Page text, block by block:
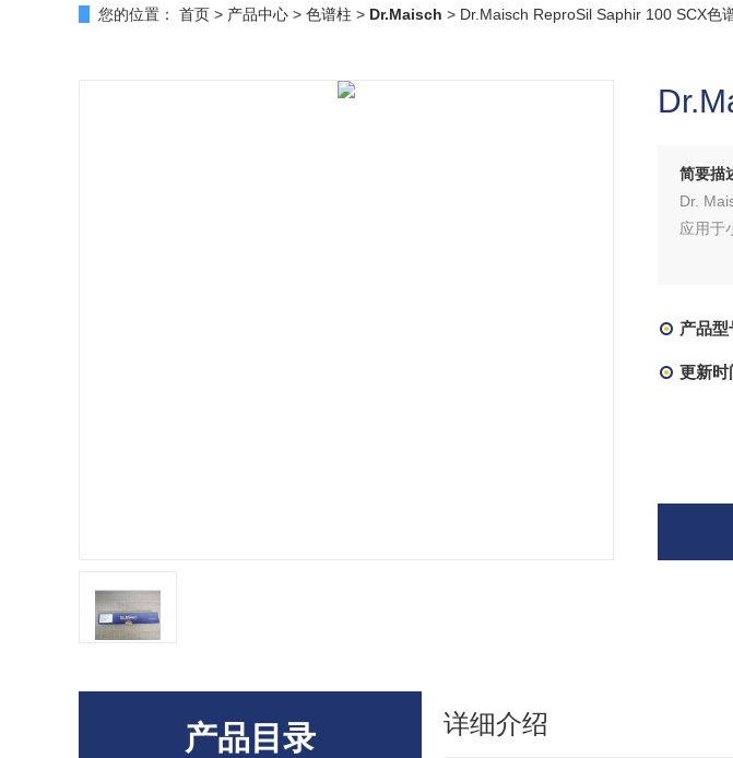
您的位置： 首页 > 产品中心 > 色谱柱 > Dr.Maisch > Dr.Maisch ReproSil Saphir 100 SCX色
简要描
Dr.
应用于
产品型
更新时
产品目录 详细介绍